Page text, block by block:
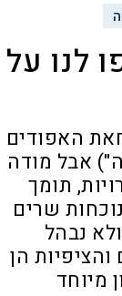
לנו על
האפודים
אבל מודה
תומך
שרים
נבהל
הן
מיוחד